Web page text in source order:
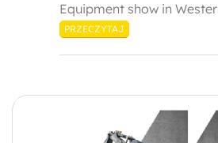
Equipment show in
PRZECZYTAJ